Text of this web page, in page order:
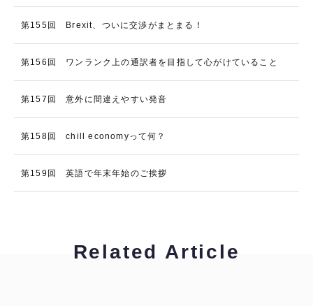
第155回 Brexit、ついに交渉がまとまる！
第156回 ワンランク上の通訳者を目指して心がけていること
第157回 意外に間違えやすい発音
第158回 chill economyって何？
第159回 英語で年末年始のご挨拶
Related Article